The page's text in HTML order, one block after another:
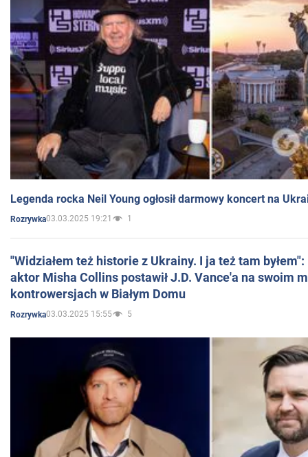
Legenda rocka Neil Young ogłosił darmowy koncert na
Rozrywka03.03.2025 19:21 1
"Widziałem też historie z Ukrainy. I ja też tam
aktor Misha Collins postawił J.D. Vance'a na swoim
kontrowersjach w Białym Domu
Rozrywka03.03.2025 15:55 5